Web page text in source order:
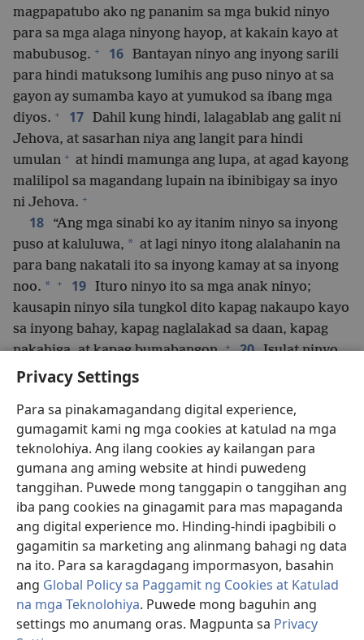
Privacy Settings
Para sa pinakamagandang digital experience,
gumagamit kami ng mga cookies at katulad na mga
teknolohiya. Ang ilang cookies ay kailangan para
gumana ang aming website at hindi puwedeng
tanggihan. Puwede mong tanggapin o tanggihan ang
iba pang cookies na ginagamit para mas mapaganda
ang digital experience mo. Hinding-hindi ipagbibili o
gagamitin sa marketing ang alinmang bahagi ng data
na ito. Para sa karagdagang impormasyon, basahin
ang Global Policy sa Paggamit ng Cookies at Katulad
na mga Teknolohiya. Puwede mong baguhin ang
settings mo anumang oras. Magpunta sa Privacy
magpapatubo ako ng pananim sa mga bukid ninyo
para sa mga alaga ninyong hayop, at kakain kayo at
mabubusog. + 16 Bantayan ninyo ang inyong sarili
para hindi matuksong lumihis ang puso ninyo at sa
gayon ay sumamba kayo at yumukod sa ibang mga
diyos. + 17 Dahil kung hindi, lalagablab ang galit ni
Jehova, at sasarhan niya ang langit para hindi
umulan + at hindi mamunga ang lupa, at agad kayong
malilipol sa magandang lupain na ibinibigay sa inyo
ni Jehova. +
18
“Ang mga sinabi ko ay itanim ninyo sa inyong
puso at kaluluwa, * at lagi ninyo itong alalahanin na
para bang nakatali ito sa inyong kamay at sa inyong
noo. * + 19 Ituro ninyo ito sa mga anak ninyo;
kausapin ninyo sila tungkol dito kapag nakaupo kayo
sa inyong bahay, kapag naglalakad sa daan, kapag
nakahiga, at kapag bumabangon. + 20 Isulat ninyo
ito sa mga poste ng pinto ng inyong bahay at sa mga
21
ay mabuhay nang mahaba + sa lupaing ipinangako ni
Jehova sa mga ninuno ninyo, + hangga’t ang langit ay
nasa ibabaw ng lupa.
22 “Kung masikap ninyong tutuparin at susundin
ang utos na ito na ibinibigay ko sa inyo, na ibigin ang
Diyos ninyong si Jehova
+
at lumakad sa lahat ng
daan niya at mangunyapit sa kaniya,
23
palalayasin ni Jehova ang lahat ng bansang ito sa
harap ninyo,
at itataboy ninyo ang mga bansang
mas malalakas at mas malalaki kaysa sa inyo. +
Magiging inyo ang lahat ng lupaing lalakaran ninyo.